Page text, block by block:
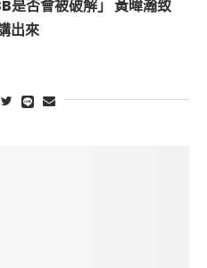
是否會被破解」 黃暐瀚致
出來